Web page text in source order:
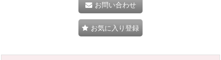
お問い合わせ
お気に入り登録